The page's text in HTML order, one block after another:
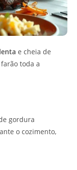
e cheia de
toda a
gordura
o cozimento,